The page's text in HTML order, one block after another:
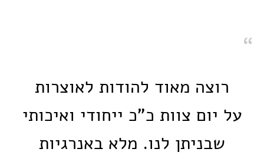
רוצה מאוד להודות לאוצרות
על יום צוות כ"כ ייחודי ואיכותי
שבניתן לנו. מלא באנרגיות